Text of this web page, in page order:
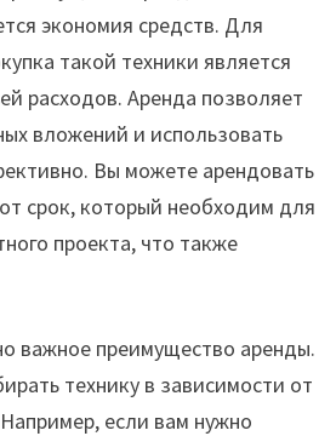
экономия средств. Для
такой техники является
расходов. Аренда позволяет
вложений и использовать
Вы можете арендовать
срок, который необходим для
проекта, что также
важное преимущество аренды.
технику в зависимости от
если вам нужно